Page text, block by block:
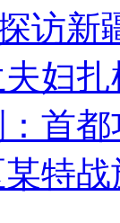
访新
夫妇
首
特